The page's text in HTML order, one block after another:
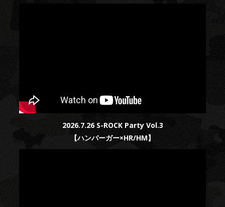
2026.7.26 S-ROCK Party Vol.3
【ハンバーガー×HR/HM】